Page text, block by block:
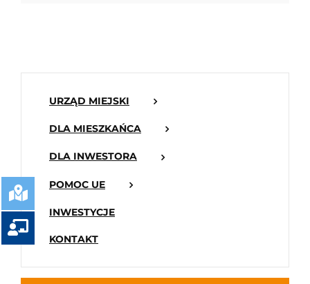
URZĄD MIEJSKI
DLA MIESZKAŃCA
DLA INWESTORA
POMOC UE
INWESTYCJE
KONTAKT